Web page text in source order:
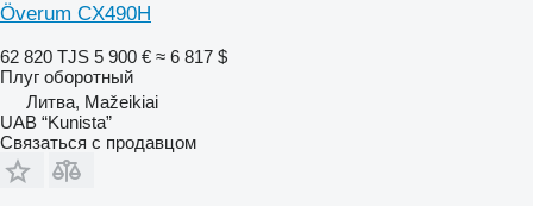
Överum CX490H
62 820 TJS 5 900 € ≈ 6 817 $
Плуг оборотный
Литва, Mažeikiai
UAB “Kunista”
Связаться с продавцом